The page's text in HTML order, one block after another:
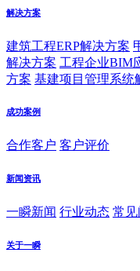
解决方案
建筑工程ERP解决方案
解决方案 工程企业BIM
方案 基建项目管理系统
成功案例
合作客户 客户评价
新闻资讯
一瞬新闻 行业动态 常见
关于一瞬